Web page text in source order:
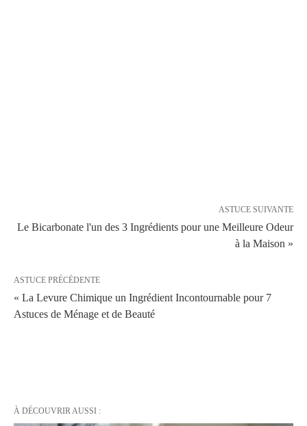
ASTUCE SUIVANTE
Le Bicarbonate l'un des 3 Ingrédients pour une Meilleure Odeur
à la Maison »
ASTUCE PRÉCÉDENTE
« La Levure Chimique un Ingrédient Incontournable pour 7
Astuces de Ménage et de Beauté
À DÉCOUVRIR AUSSI :